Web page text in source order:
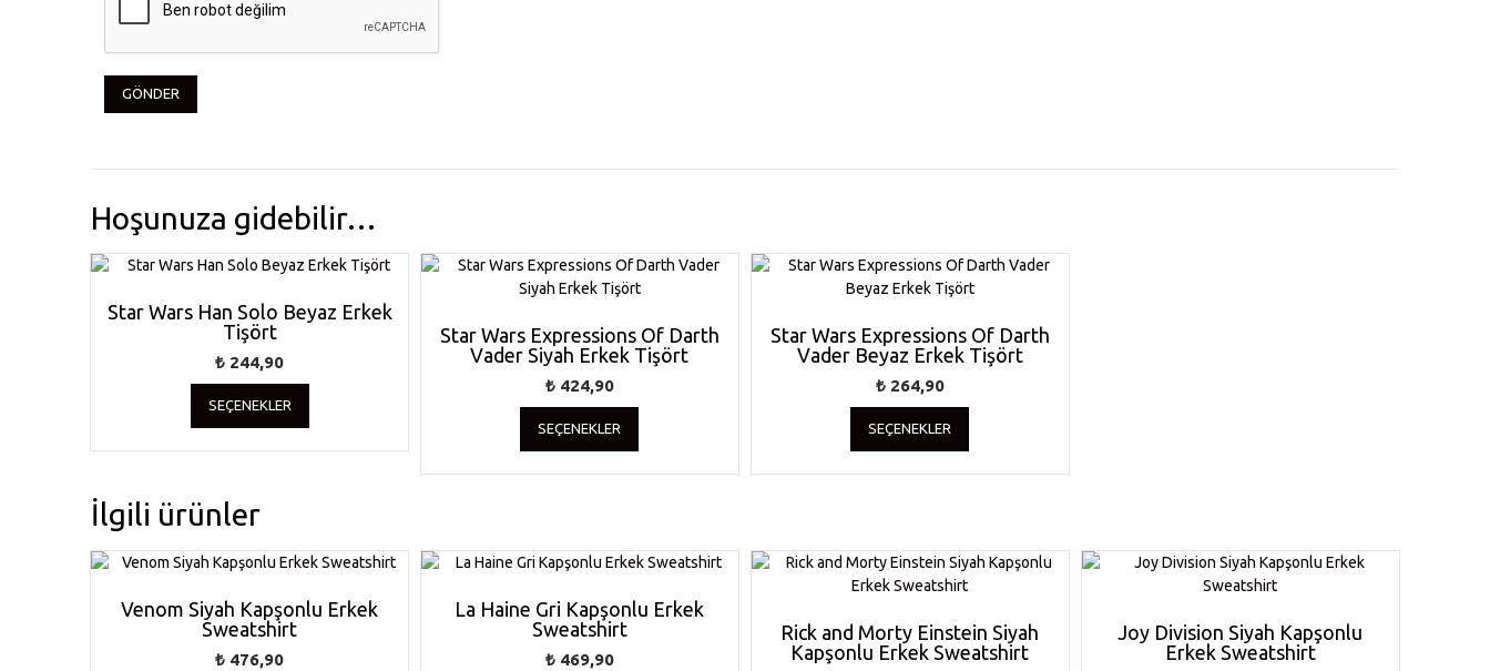
Hoşunuza gidebilir…
Star Wars Han Solo Beyaz Erkek
Tişört
₺ 244,90
SEÇENEKLER
Bu
birden
fazla
ürün
sayfasından
Star Wars Expressions Of Darth
Vader Siyah Erkek Tişört
₺424,90
SEÇENEKLER
Bu
birden
fazla
Seçenekler
ürün
seçilebilir
Star Wars Expressions Of Darth
Vader Beyaz Erkek Tişört
₺264,90
SEÇENEKLER
Bu
birden
fazla
Seçenekler
ürün
İlgili ürünler
Venom Siyah Kapşonlu Erkek
Sweatshirt
₺ 476,90
La Haine Gri Kapşonlu Erkek
Sweatshirt
₺469,90
Rick and Morty Einstein Siyah
Kapşonlu Erkek Sweatshirt
Joy Division Siyah Kapşonlu
Erkek Sweatshirt